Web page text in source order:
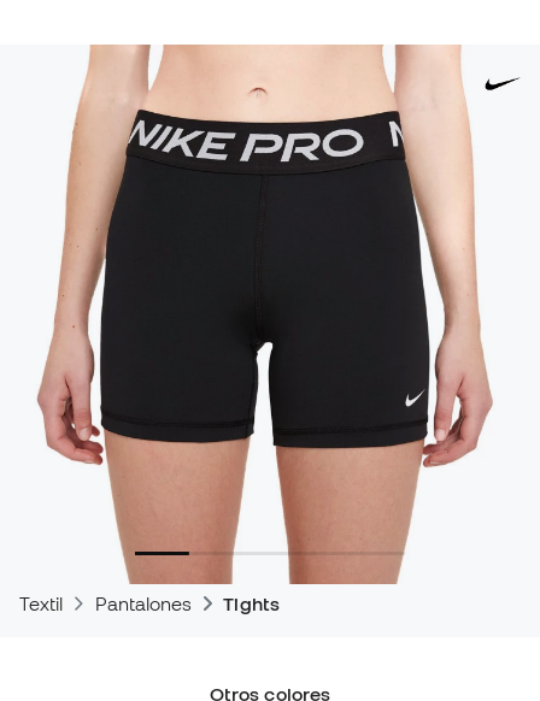
Textil Pantalones Tights
Otros colores